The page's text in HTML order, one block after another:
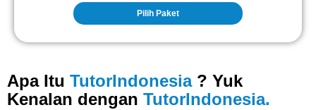
Pilih Paket
Apa Itu TutorIndonesia ? Yuk
Kenalan dengan TutorIndonesia.